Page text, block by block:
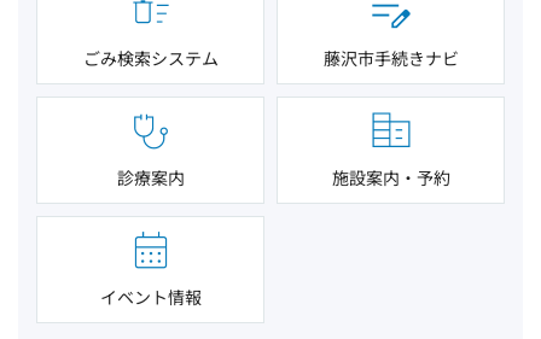
ごみ検索システム 藤沢市手続きナビ
診療案内 施設案内・予約
イベント情報